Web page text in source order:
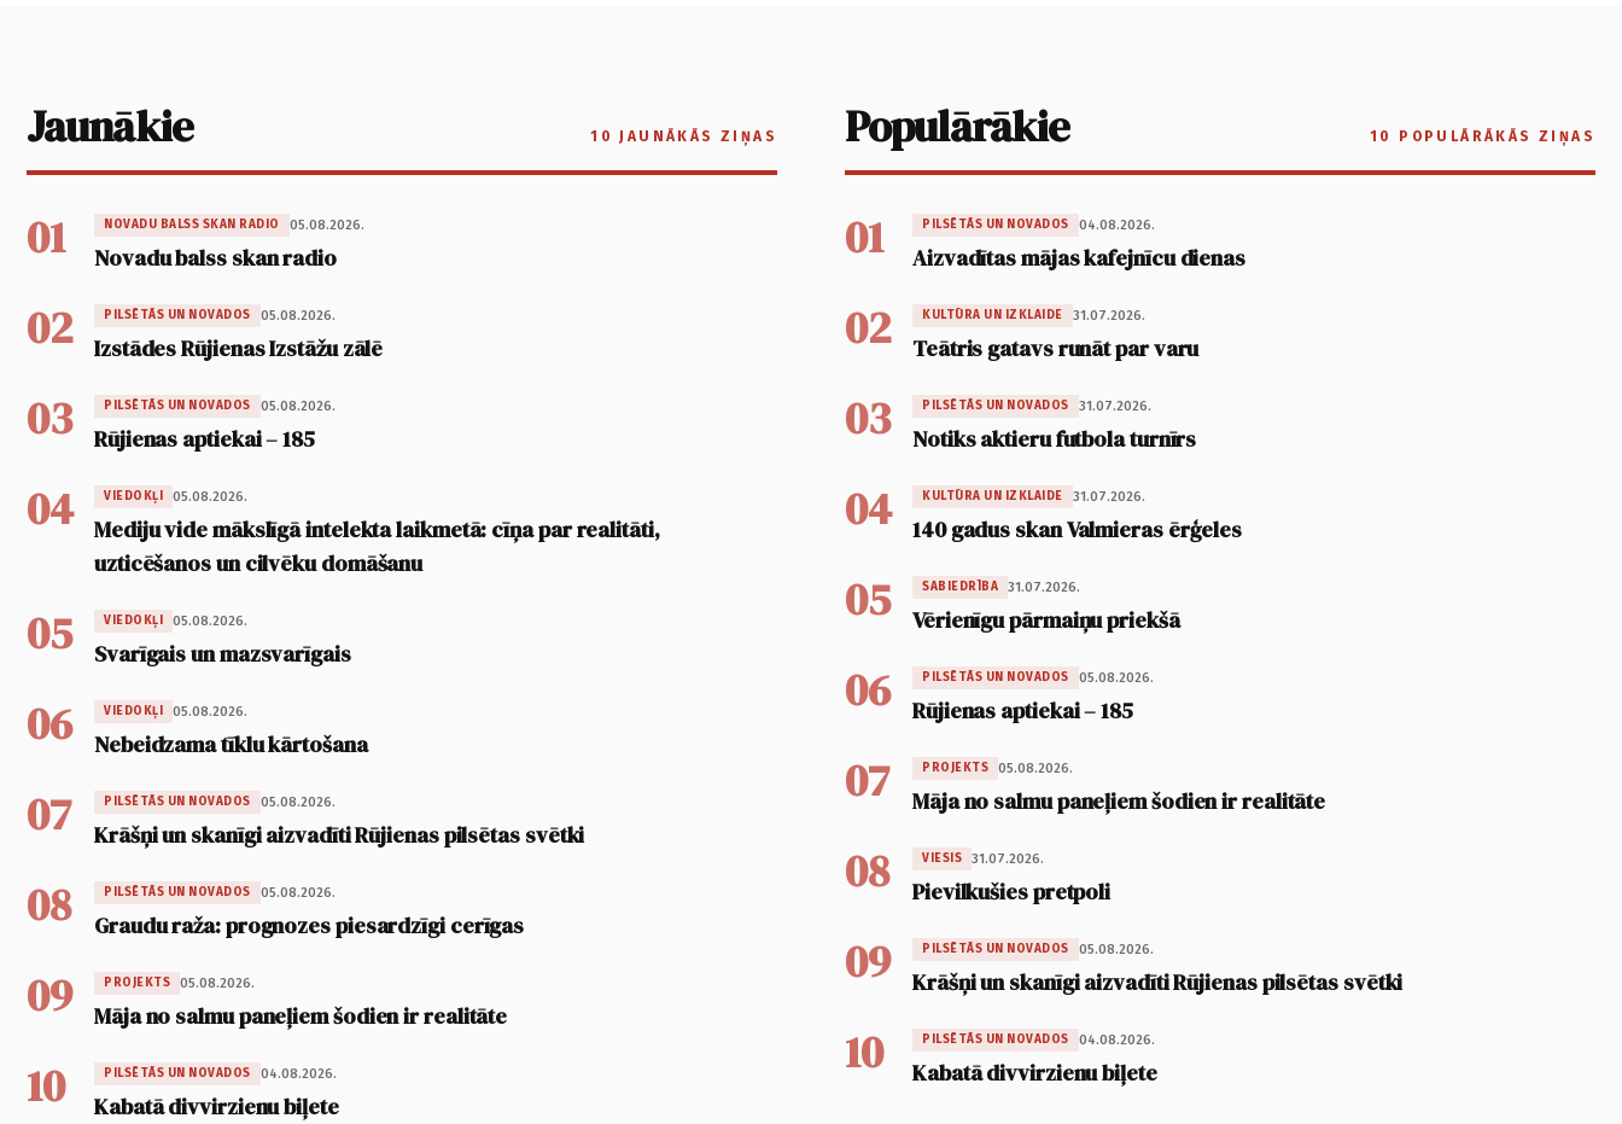
Jaunākie 10 JAUNĀKĀS ZIŅAS
01 NOVADU BALSS SKAN RADIO 05.08.2026.
Novadu balss skan radio
02 PILSĒTĀS UN NOVADOS 05.08.2026.
Izstādes Rūjienas Izstāžu zālē
03 PILSĒTĀS UN NOVADOS 05.08.2026.
Rūjienas aptiekai – 185
04 VIEDOKĻI 05.08.2026.
Mediju vide mākslīgā intelekta laikmetā: cīņa par realitāti,
uzticēšanos un cilvēku domāšanu
05 VIEDOKĻI 05.08.2026.
Svarīgais un mazsvarīgais
06 VIEDOKĻI 05.08.2026.
Nebeidzama tīklu kārtošana
07 PILSĒTĀS UN NOVADOS 05.08.2026.
Krāšņi un skanīgi aizvadīti Rūjienas pilsētas svētki
08 PILSĒTĀS UN NOVADOS 05.08.2026.
Graudu raža: prognozes piesardzīgi cerīgas
09 PROJEKTS 05.08.2026.
Māja no salmu paneļiem šodien ir realitāte
10 PILSĒTĀS UN NOVADOS 04.08.2026.
Kabatā divvirzienu biļete
Populārākie 10 POPULĀRĀKĀS ZIŅAS
01 PILSĒTĀS UN NOVADOS 04.08.2026.
Aizvadītas mājas kafejnīcu dienas
02 KULTŪRA UN IZKLAIDE 31.07.2026.
Teātris gatavs runāt par varu
03 PILSĒTĀS UN NOVADOS 31.07.2026.
Notiks aktieru futbola turnīrs
04 KULTŪRA UN IZKLAIDE 31.07.2026.
140 gadus skan Valmieras ērģeles
05 SABIEDRĪBA 31.07.2026.
Vērienīgu pārmaiņu priekšā
06 PILSĒTĀS UN NOVADOS 05.08.2026.
Rūjienas aptiekai – 185
07 PROJEKTS 05.08.2026.
Māja no salmu paneļiem šodien ir realitāte
08 VIESIS 31.07.2026.
Pievilkušies pretpoli
09 PILSĒTĀS UN NOVADOS 05.08.2026.
Krāšņi un skanīgi aizvadīti Rūjienas pilsētas svētki
10 PILSĒTĀS UN NOVADOS 04.08.2026.
Kabatā divvirzienu biļete